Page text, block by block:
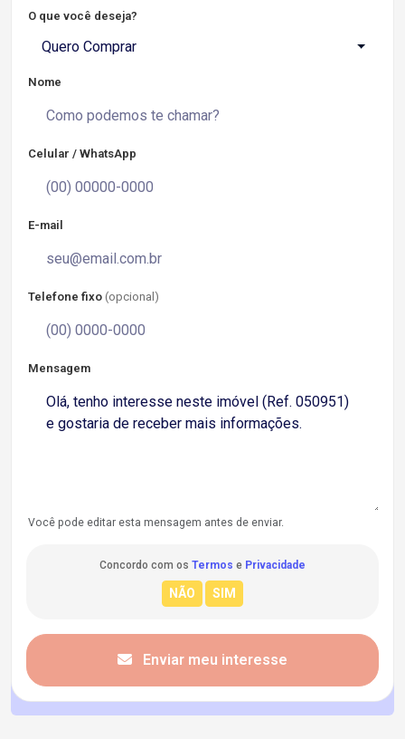
O que você deseja?
Quero Comprar
Nome
Celular / WhatsApp
E-mail
Telefone fixo (opcional)
Mensagem
Você pode editar esta mensagem antes de enviar.
Concordo com os Termos e Privacidade
Enviar meu interesse